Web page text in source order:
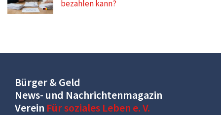
bezahlen kann?
Bürger & Geld
News- und Nachrichtenmagazin
Verein Für soziales Leben e. V.